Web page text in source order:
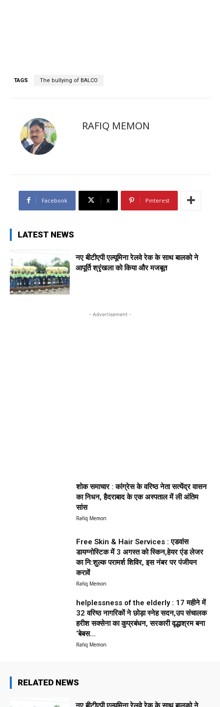
TAGS The bullying of BALCO
RAFIQ MEMON
Facebook X Pinterest
LATEST NEWS
नए बीटीएपी एल्यूमिना रेलवे रेक के साथ बालको ने
आपूर्ति श्रृंखला को किया और मजबूत
- Advertisement -
शोक समाचार : कांग्रेस के वरिष्ठ नेता सत्येंद्र वासन
का निधन, हैदराबाद के एक अस्पताल में ली अंतिम
सांस
Rafiq Memon
Free Skin & Hair Services : एडवांस
डायग्नोस्टिक में 3 अगस्त को स्किन,हेयर एंड लेजर
का नि:शुल्क परामर्श शिविर, इस नंबर पर पंजीयन
करावें
Rafiq Memon
helplessness of the elderly : 17 महीने में
32 वरिष्ठ नागरिकों ने छोड़ा स्नेह सदन,उप संचालक
हरीश सक्सेना का कुप्रबंधन, सरकारी वृद्धाश्रम बना
‘बेबस...
Rafiq Memon
RELATED NEWS